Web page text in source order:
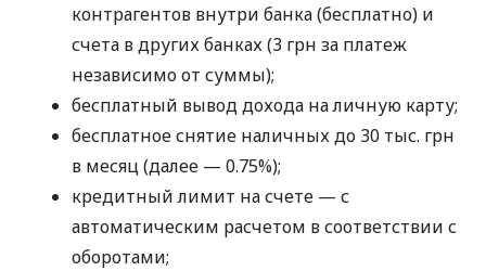
контрагентов внутри банка (бесплатно) и
счета в других банках (3 грн за платеж
независимо от суммы);
бесплатный вывод дохода на личную карту;
бесплатное снятие наличных до 30 тыс. грн
в месяц (далее — 0.75%);
кредитный лимит на счете — с
автоматическим расчетом в соответствии с
оборотами;